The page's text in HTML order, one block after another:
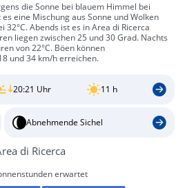
die Sonne bei blauem Himmel bei
eine Mischung aus Sonne und Wolken
Abends ist es in Area di Ricerca
liegen zwischen 25 und 30 Grad. Nachts
von 22°C. Böen können
und 34 km/h erreichen.
20:21 Uhr 11 h
Abnehmende Sichel
di Ricerca
erwartet